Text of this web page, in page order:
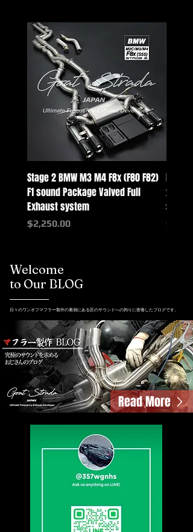
Stage 2 BMW M3 M4 F8x (F80 F82)
F1 sound Package Valved Full
Exhaust system
価格
$2,250.00
2025+
systems
価格
Welcome
to Our BLOG
日々のワンオフマフラー製作の裏側にある匠のサウンドへの拘りに密着したブログです。
Read More